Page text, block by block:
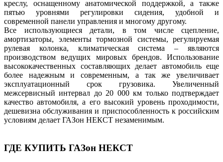
креслу, оснащенному анатомической поддержкой, а также
пятью уровнями регулировки сидения, удобной и
современной панели управления и многому другому.
Все использующиеся детали, в том числе сцепление,
амортизаторы, элементы тормозной системы, регулируемая
рулевая колонка, климатическая система – являются
производством ведущих мировых брендов. Использование
высококачественных составляющих делает автомобиль еще
более надежным и современным, а так же увеличивает
эксплуатационный срок грузовика. Увеличенный
межсервисный интервал до 20 000 км только подтверждает
качество автомобиля, а его высокий уровень проходимости,
дешевизна обслуживания и приспособленность к российским
условиям делает ГАЗон НЕКСТ незаменимым.
ГДЕ КУПИТЬ ГАЗон НЕКСТ